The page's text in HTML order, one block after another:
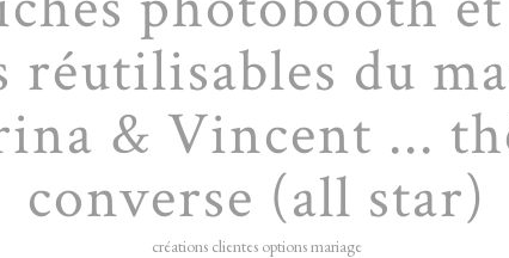
réutilisables du
& Vincent ...
converse (all star)
créations clientes options mariage